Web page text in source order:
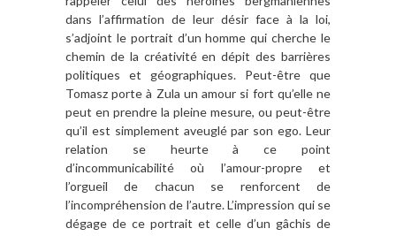
dans l’affirmation de leur désir face à la loi,
s’adjoint le portrait d’un homme qui cherche le
chemin de la créativité en dépit des barrières
politiques et géographiques. Peut-être que
Tomasz porte à Zula un amour si fort qu’elle ne
peut en prendre la pleine mesure, ou peut-être
qu’il est simplement aveuglé par son ego. Leur
relation se heurte à ce point
d’incommunicabilité où l’amour-propre et
l’orgueil de chacun se renforcent de
l’incompréhension de l’autre. L’impression qui se
dégage de ce portrait et celle d’un gâchis de